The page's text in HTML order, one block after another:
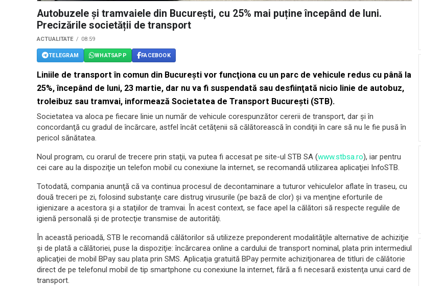
Autobuzele și tramvaiele din București, cu 25% mai puține începând de luni.
Precizările societății de transport
ACTUALITATE 08:59
TELEGRAM WHATSAPP FACEBOOK
Liniile de transport în comun din Bucureşti vor funcţiona cu un parc de vehicule redus cu până la
25%, începând de luni, 23 martie, dar nu va fi suspendată sau desfiinţată nicio linie de autobuz,
troleibuz sau tramvai, informează Societatea de Transport Bucureşti (STB).
Societatea va aloca pe fiecare linie un număr de vehicule corespunzător cererii de transport, dar şi în
concordanţă cu gradul de încărcare, astfel încât cetăţenii să călătorească în condiţii în care să nu le fie pusă în
pericol sănătatea.
Noul program, cu orarul de trecere prin staţii, va putea fi accesat pe site-ul STB SA (www.stbsa.ro), iar pentru
cei care au la dispoziţie un telefon mobil cu conexiune la internet, se recomandă utilizarea aplicaţiei InfoSTB.
Totodată, compania anunţă că va continua procesul de decontaminare a tuturor vehiculelor aflate în traseu, cu
două treceri pe zi, folosind substanţe care distrug virusurile (pe bază de clor) şi va menţine eforturile de
igienizare a acestora şi a staţiilor de tramvai. În acest context, se face apel la călători să respecte regulile de
igienă personală şi de protecţie transmise de autorităţi.
În această perioadă, STB le recomandă călătorilor să utilizeze preponderent modalităţile alternative de achiziţie
şi de plată a călătoriei, puse la dispoziţie: încărcarea online a cardului de transport nominal, plata prin intermediul
aplicaţiei de mobil BPay sau plata prin SMS. Aplicaţia gratuită BPay permite achiziţionarea de titluri de călătorie
direct de pe telefonul mobil de tip smartphone cu conexiune la internet, fără a fi necesară existenţa unui card de
transport.